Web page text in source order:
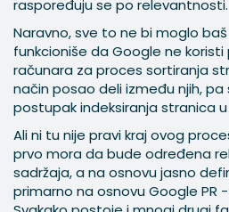
raspoređuju se po relevantnosti.
Naravno, sve to ne bi moglo
funkcioniše da Google ne koristi
računara za proces sortiranja
način posao deli između njih,
postupak indeksiranja stranica
Ali ni tu nije pravi kraj ovog
prvo mora da bude određena
sadržaja, a na osnovu jasno
primarno na osnovu Google PR